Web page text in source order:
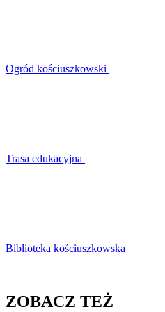
Ogród kościuszkowski
Trasa edukacyjna
Biblioteka kościuszkowska
ZOBACZ TEŻ